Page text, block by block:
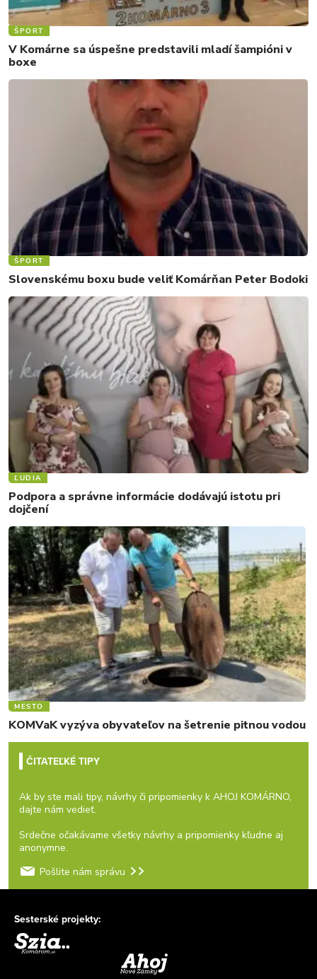
ŠPORT
V Komárne sa úspešne predstavili mladí šampióni v
boxe
ŠPORT
Slovenskému boxu bude veliť Komárňan Peter Bodoki
ĽUDIA
Podpora a správne informácie dodávajú istotu pri
dojčení
MESTO
KOMVaK vyzýva obyvateľov na šetrenie pitnou vodou
ČITATEĽKÉ TIPY
Ak by ste mali tipy, návrhy či pripomienky k AHOJ KOMÁRNO,
dajte nám vedieť.
Srdečne očakávame všetky návrhy a pripomienky kľudne aj
anonymne.
Pošlite nám správu
Sesterské projekty: